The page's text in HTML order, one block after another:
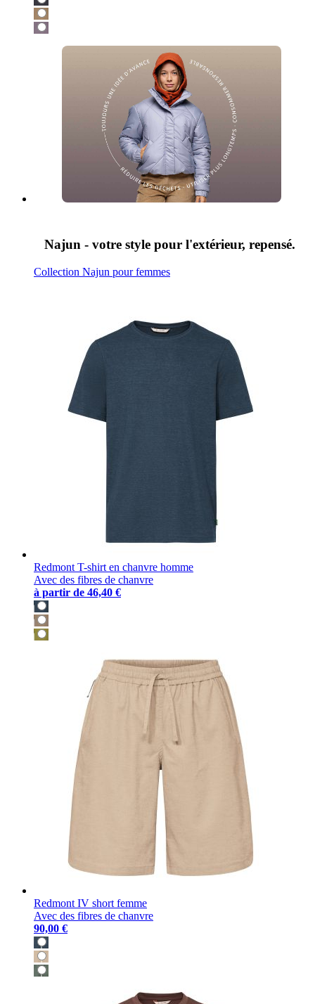
Najun - votre style pour l'extérieur, repensé.
Collection Najun pour femmes
Redmont T-shirt en chanvre homme
Avec des fibres de chanvre
à partir de 46,40 €
Redmont IV short femme
Avec des fibres de chanvre
90,00 €